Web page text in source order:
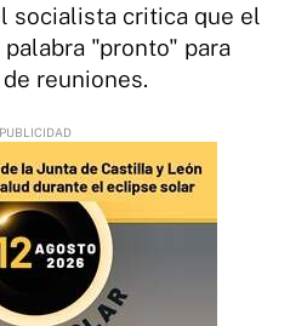
socialista critica que el
"pronto" para
reuniones.